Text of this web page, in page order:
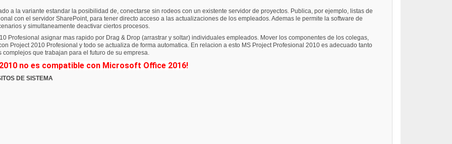
a la variante estandar la posibilidad de, conectarse sin rodeos con un existente servidor de proyectos. Publica, por ejemplo, listas de
con el servidor SharePoint, para tener directo acceso a las actualizaciones de los empleados. Ademas le permite la software de
y simultaneamente deactivar ciertos procesos.
Profesional asignar mas rapido por Drag & Drop (arrastrar y soltar) individuales empleados. Mover los componentes de los colegas,
Project 2010 Profesional y todo se actualiza de forma automatica. En relacion a esto MS Project Profesional 2010 es adecuado tanto
que trabajan para el futuro de su empresa.
no es compatible con Microsoft Office 2016!
DE SISTEMA